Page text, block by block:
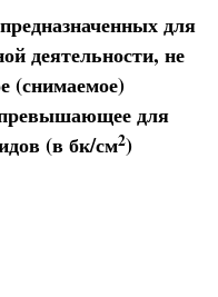
для
деятельности, не
(снимаемое)
превышающее для
(в бк/см2)